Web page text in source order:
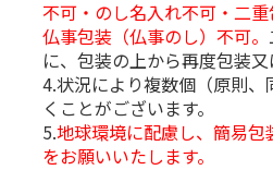
不可・のし名入れ不可・二
仏事包装（仏事のし）不可。
に、包装の上から再度包装
4.状況により複数個（原則
くことがございます。
5.地球環境に配慮し、簡易
をお願いいたします。